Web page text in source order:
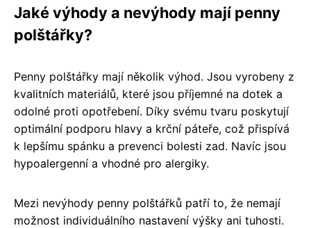
Jaké výhody a nevýhody mají penny
polštářky?
Penny polštářky mají několik výhod. Jsou vyrobeny z
kvalitních materiálů, které jsou příjemné na dotek a
odolné proti opotřebení. Díky svému tvaru poskytují
optimální podporu hlavy a krční páteře, což přispívá
k lepšímu spánku a prevenci bolesti zad. Navíc jsou
hypoalergenní a vhodné pro alergiky.
Mezi nevýhody penny polštářků patří to, že nemají
možnost individuálního nastavení výšky ani tuhosti.